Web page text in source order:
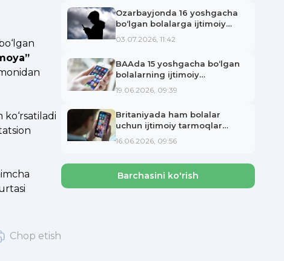
Chop etish
Ozarbayjonda 16 yoshgacha
bo‘lgan bolalarga ijtimoiy
taqiqlanmoqda
03.07.2026, 11:42
BAAda 15 yoshgacha bo‘lgan
bolalarning ijtimoiy
19.06.2026, 09:39
Britaniyada ham bolalar
uchun ijtimoiy tarmoqlar
16.06.2026, 09:56
Barchasini ko'rish